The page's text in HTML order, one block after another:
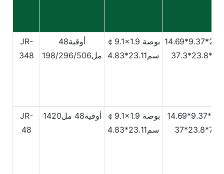
JR-
348
أوقية48
مل198/296/506
￠9.1x1.9 بوصة
سم23.11*4.83
JR-
48
أوقية48 مل1420
￠9.1x1.9 بوصة
سم23.11*4.83